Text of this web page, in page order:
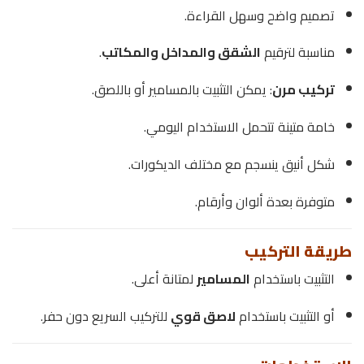
تصميم واضح وسهل القراءة.
مناسبة لترقيمالشقق والمداخل والمكاتب.
تركيب مرن: يمكن التثبيت بالمسامير أو باللصق.
خامة متينة تتحمل الاستخدام اليومي.
شكل أنيق ينسجم مع مختلف الديكورات.
متوفرة بعدة ألوان وأرقام.
طريقة التركيب
التثبيت باستخدامالمسامير لمتانة أعلى.
أو التثبيت باستخداملاصق قوي للتركيب السريع دون حفر.